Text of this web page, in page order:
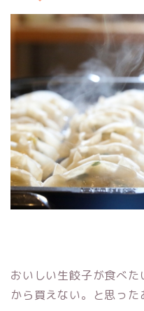
おいしい生餃子が食べ
から買えない。と思った